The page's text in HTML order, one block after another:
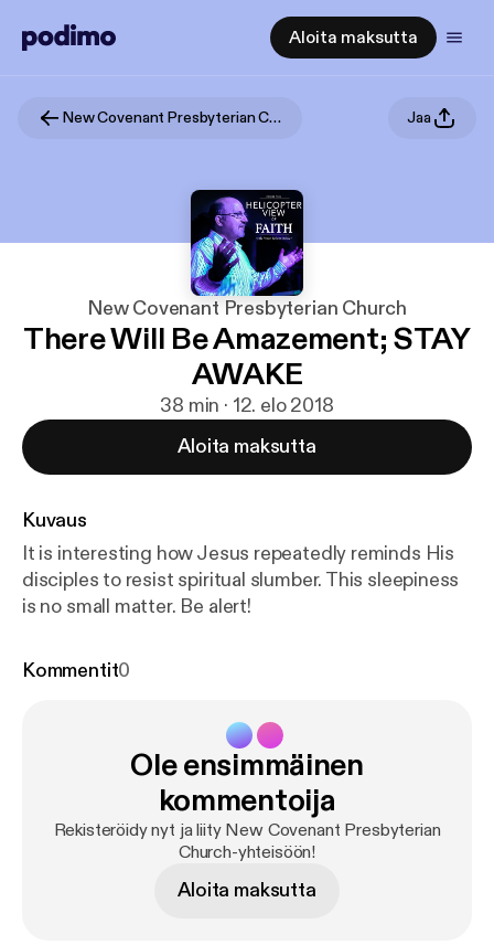
Aloita maksutta
New Covenant Presbyterian Church Jaa
New Covenant Presbyterian Church
There Will Be Amazement; STAY
AWAKE
38 min · 12. elo 2018
Aloita maksutta
Kuvaus
It is interesting how Jesus repeatedly reminds His
disciples to resist spiritual slumber. This sleepiness
is no small matter. Be alert!
Kommentit0
Ole ensimmäinen
kommentoija
Rekisteröidy nyt ja liity New Covenant Presbyterian
Church-yhteisöön!
Aloita maksutta